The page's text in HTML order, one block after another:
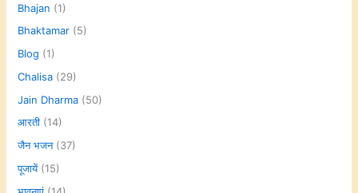
Bhajan (1)
Bhaktamar (5)
Blog (1)
Chalisa (29)
Jain Dharma (50)
आरती (14)
जैन भजन(37)
पूजायें(15)